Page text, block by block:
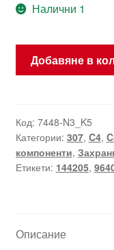
Налични 1
количество
за
охлаждаща
течност
9640937380
Добавяне в
Код: 7448-N3_K5
Категории: 307, C4,
компоненти,
Етикети: 144205,
Описание